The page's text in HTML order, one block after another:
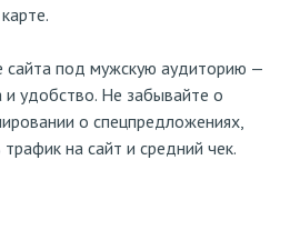
под мужскую аудиторию —
и удобство. Не забывайте о
о спецпредложениях,
на сайт и средний чек.